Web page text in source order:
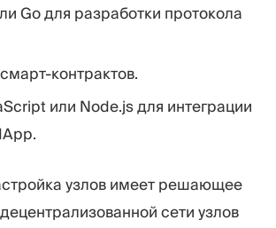
Go для разработки протокола
контрактов.
или Node.js для интеграции
узлов имеет решающее
сети узлов